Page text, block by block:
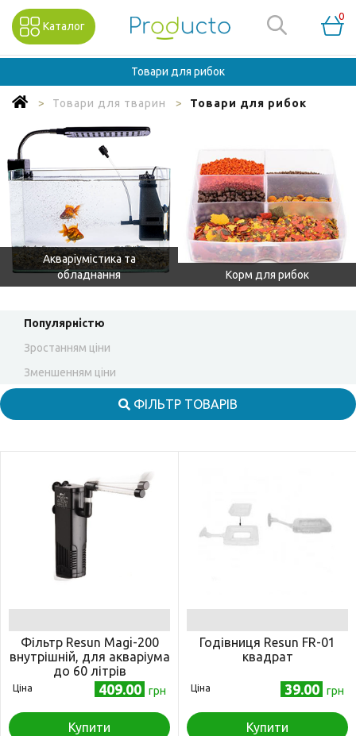
Каталог
0
Товари для рибок
Товари для тварин Товари для рибок
Акваріумістика та
обладнання
Корм для рибок
Популярністю
Зростанням ціни
Зменшенням ціни
ФІЛЬТР ТОВАРІВ
Фільтр Resun Magi-200
внутрішній, для акваріума
до 60 літрів
Ціна 409.00 грн
Купити
Годівниця Resun FR-01
квадрат
Ціна 39.00 грн
Купити